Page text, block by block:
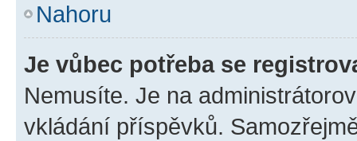
Nahoru
Je vůbec potřeba se
Nemusíte. Je na
vkládání příspěvků.